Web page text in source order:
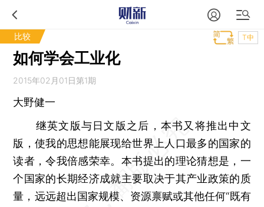
比较 T中
如何学会工业化
2015年02月01日第1期
大野健一
继英文版与日文版之后，本书又将推出中文
版，使我的思想能展现给世界上人口最多的国家的
读者，令我倍感荣幸。本书提出的理论猜想是，一
个国家的长期经济成就主要取决于其产业政策的质
量，远远超出国家规模、资源禀赋或其他任何“既有